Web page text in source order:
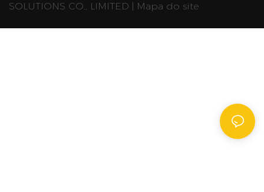
SOLUTIONS CO., LIMITED |
Mapa do site